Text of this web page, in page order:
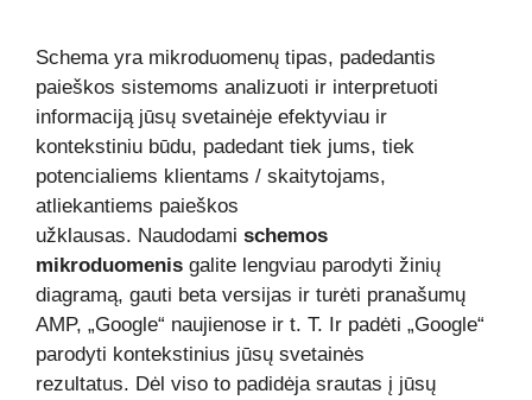
Schema yra mikroduomenų tipas, padedantis
paieškos sistemoms analizuoti ir interpretuoti
informaciją jūsų svetainėje efektyviau ir
kontekstiniu būdu, padedant tiek jums, tiek
potencialiems klientams / skaitytojams,
atliekantiems paieškos
užklausas. Naudodami schemos
mikroduomenis galite lengviau parodyti žinių
diagramą, gauti beta versijas ir turėti pranašumų
AMP, „Google“ naujienose ir t. T. Ir padėti „Google“
parodyti kontekstinius jūsų svetainės
rezultatus. Dėl viso to padidėja srautas į jūsų